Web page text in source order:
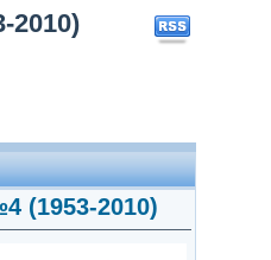
2010)
(1953-2010)